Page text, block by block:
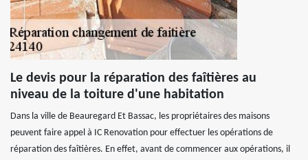
Le devis pour la réparation des faîtières au
niveau de la toiture d'une habitation
Dans la ville de Beauregard Et Bassac, les propriétaires des maisons
peuvent faire appel à IC Renovation pour effectuer les opérations de
réparation des faîtières. En effet, avant de commencer aux opérations, il